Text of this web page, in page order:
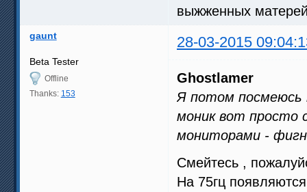
выжженных
gaunt 28-03-2015
Beta Tester
Offline
Thanks: 153
Ghostlamer
Я потом посмеюсь
моник вот просто
мониторами -
Смейтесь ,
На 75гц